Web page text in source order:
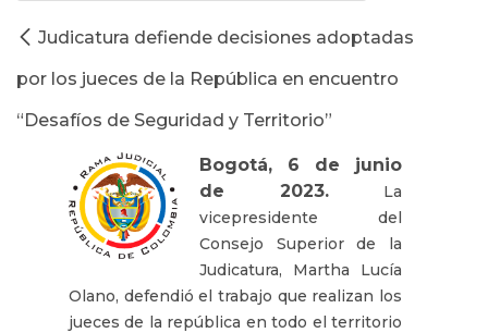
Judicatura defiende decisiones adoptadas
por los jueces de la República en encuentro
“Desafíos de Seguridad y Territorio”
Bogotá, 6 de junio
de 2023. La
vicepresidente del
Consejo Superior de la
Judicatura, Martha Lucía
Olano, defendió el trabajo que realizan los
jueces de la república en todo el territorio